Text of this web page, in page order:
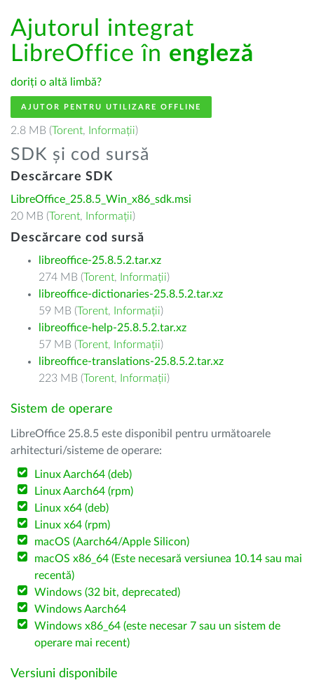
Ajutorul integrat
LibreOffice în engleză
doriți o altă limbă?
AJUTOR PENTRU UTILIZARE OFFLINE
2.8 MB (Torent, Informații)
SDK și cod sursă
Descărcare SDK
LibreOffice_25.8.5_Win_x86_sdk.msi
20 MB (Torent, Informații)
Descărcare cod sursă
libreoffice-25.8.5.2.tar.xz
274 MB (Torent, Informații)
libreoffice-dictionaries-25.8.5.2.tar.xz
59 MB (Torent, Informații)
libreoffice-help-25.8.5.2.tar.xz
57 MB (Torent, Informații)
libreoffice-translations-25.8.5.2.tar.xz
223 MB (Torent, Informații)
Sistem de operare
LibreOffice 25.8.5 este disponibil pentru următoarele
arhitecturi/sisteme de operare:
Linux Aarch64 (deb)
Linux Aarch64 (rpm)
Linux x64 (deb)
Linux x64 (rpm)
macOS (Aarch64/Apple Silicon)
macOS x86_64 (Este necesară versiunea 10.14 sau mai
recentă)
Windows (32 bit, deprecated)
Windows Aarch64
Windows x86_64 (este necesar 7 sau un sistem de
operare mai recent)
Versiuni disponibile